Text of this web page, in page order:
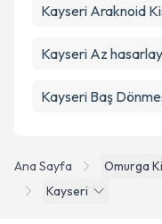
Ana Sayfa
Omurga
Kayseri
Kayseri Araknoid
Kayseri Az
Kayseri Baş